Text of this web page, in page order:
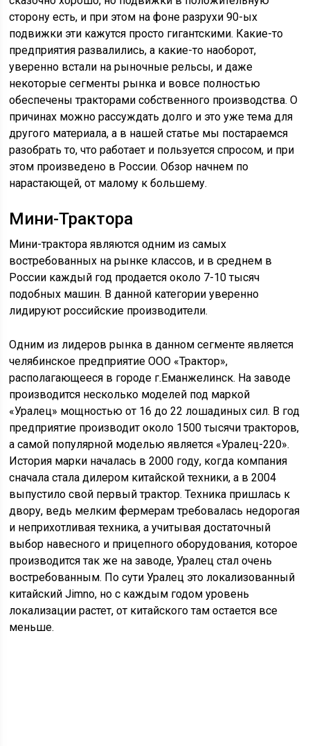
сторону есть, и при этом на фоне разрухи 90-ых
подвижки эти кажутся просто гигантскими. Какие-то
предприятия развалились, а какие-то наоборот,
уверенно встали на рыночные рельсы, и даже
некоторые сегменты рынка и вовсе полностью
обеспечены тракторами собственного производства. О
причинах можно рассуждать долго и это уже тема для
другого материала, а в нашей статье мы постараемся
разобрать то, что работает и пользуется спросом, и при
этом произведено в России. Обзор начнем по
нарастающей, от малому к большему.
Мини-Трактора
Мини-трактора являются одним из самых
востребованных на рынке классов, и в среднем в
России каждый год продается около 7-10 тысяч
подобных машин. В данной категории уверенно
лидируют российские производители.
Одним из лидеров рынка в данном сегменте является
челябинское предприятие ООО «Трактор»,
располагающееся в городе г.Еманжелинск. На заводе
производится несколько моделей под маркой
«Уралец» мощностью от 16 до 22 лошадиных сил. В год
предприятие производит около 1500 тысячи тракторов,
а самой популярной моделью является «Уралец-220».
История марки началась в 2000 году, когда компания
сначала стала дилером китайской техники, а в 2004
выпустило свой первый трактор. Техника пришлась к
двору, ведь мелким фермерам требовалась недорогая
и неприхотливая техника, а учитывая достаточный
выбор навесного и прицепного оборудования, которое
производится так же на заводе, Уралец стал очень
востребованным. По сути Уралец это локализованный
китайский Jimno, но с каждым годом уровень
локализации растет, от китайского там остается все
меньше.